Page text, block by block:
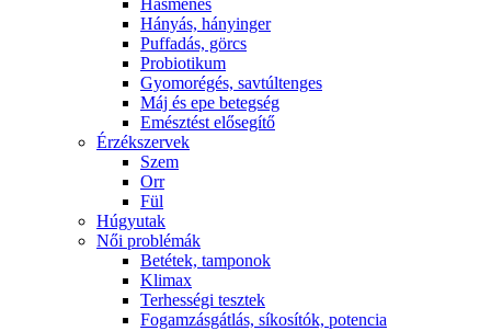
Hasmenés
Hányás, hányinger
Puffadás, görcs
Probiotikum
Gyomorégés, savtúltenges
Máj és epe betegség
Emésztést elősegítő
Érzékszervek
Szem
Orr
Fül
Húgyutak
Női problémák
Betétek, tamponok
Klimax
Terhességi tesztek
Fogamzásgátlás, síkosítók, potencia